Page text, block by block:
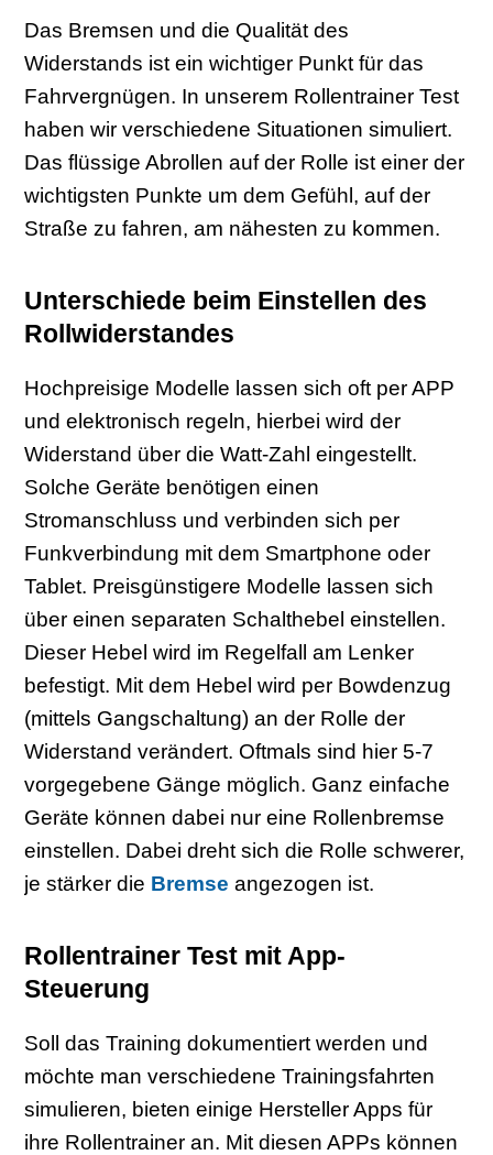
Das Bremsen und die Qualität des
Widerstands ist ein wichtiger Punkt für das
Fahrvergnügen. In unserem Rollentrainer Test
haben wir verschiedene Situationen simuliert.
Das flüssige Abrollen auf der Rolle ist einer der
wichtigsten Punkte um dem Gefühl, auf der
Straße zu fahren, am nähesten zu kommen.
Unterschiede beim Einstellen des
Rollwiderstandes
Hochpreisige Modelle lassen sich oft per APP
und elektronisch regeln, hierbei wird der
Widerstand über die Watt-Zahl eingestellt.
Solche Geräte benötigen einen
Stromanschluss und verbinden sich per
Funkverbindung mit dem Smartphone oder
Tablet. Preisgünstigere Modelle lassen sich
über einen separaten Schalthebel einstellen.
Dieser Hebel wird im Regelfall am Lenker
befestigt. Mit dem Hebel wird per Bowdenzug
(mittels Gangschaltung) an der Rolle der
Widerstand verändert. Oftmals sind hier 5-7
vorgegebene Gänge möglich. Ganz einfache
Geräte können dabei nur eine Rollenbremse
einstellen. Dabei dreht sich die Rolle schwerer,
je stärker die Bremse angezogen ist.
Rollentrainer Test mit App-
Steuerung
Soll das Training dokumentiert werden und
möchte man verschiedene Trainingsfahrten
simulieren, bieten einige Hersteller Apps für
ihre Rollentrainer an. Mit diesen APPs können